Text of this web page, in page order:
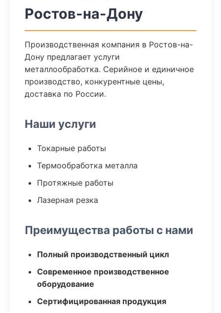
Ростов-на-Дону
Производственная компания в Ростов-на-
Дону предлагает услуги
металлообработка. Серийное и единичное
производство, конкурентные цены,
доставка по России.
Наши услуги
Токарные работы
Термообработка металла
Протяжные работы
Лазерная резка
Преимущества работы с нами
Полный производственный цикл
Современное производственное
оборудование
Сертифицированная продукция